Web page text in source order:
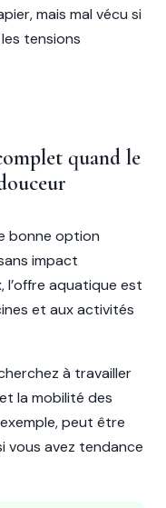
mais mal vécu si
tensions
quand le
bonne option
impact
l’offre aquatique est
et aux activités
à travailler
la mobilité des
peut être
vous avez tendance